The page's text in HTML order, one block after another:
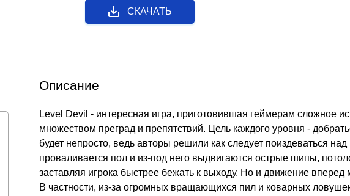
СКАЧАТЬ
Описание
Level Devil - интересная игра, приготовившая геймерам сложное
множеством преград и препятствий. Цель каждого уровня -
будет непросто, ведь авторы решили как следует поиздеваться
проваливается пол и из-под него выдвигаются острые шипы,
заставляя игрока быстрее бежать к выходу. Но и движение вперед
В частности, из-за огромных вращающихся пил и коварных